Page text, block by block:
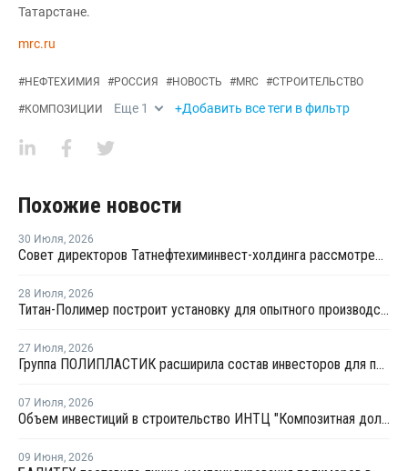
Татарстане.
mrc.ru
#НЕФТЕХИМИЯ #РОССИЯ #НОВОСТЬ #MRC #СТРОИТЕЛЬСТВО
#КОМПОЗИЦИИ Еще 1 +Добавить все теги в фильтр
Похожие новости
30 Июля, 2026
Совет директоров Татнефтехиминвест-холдинга рассмотрел инновационные решения для разных сфер экономики
28 Июля, 2026
Титан-Полимер построит установку для опытного производства ПБТ
27 Июля, 2026
Группа ПОЛИПЛАСТИК расширила состав инвесторов для привлечения капитала
07 Июля, 2026
Объем инвестиций в строительство ИНТЦ "Композитная долина" составит около 7 млрд рублей
09 Июня, 2026